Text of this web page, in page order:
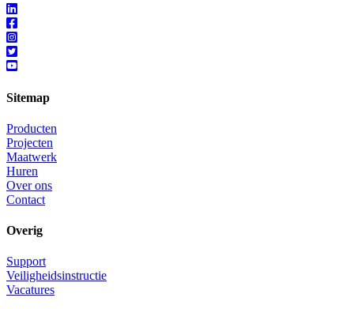
Sitemap
Producten
Projecten
Maatwerk
Huren
Over ons
Contact
Overig
Support
Veiligheidsinstructie
Vacatures